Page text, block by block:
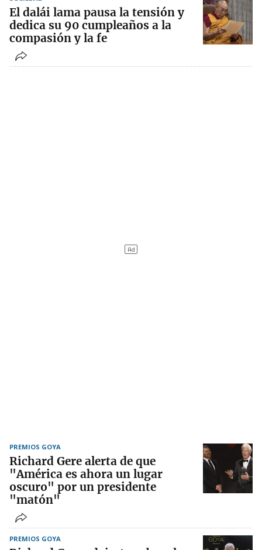
El dalái lama pausa la tensión y
dedica su 90 cumpleaños a la
compasión y la fe
PREMIOS GOYA
Richard Gere alerta de que
"América es ahora un lugar
oscuro" por un presidente
"matón"
PREMIOS GOYA